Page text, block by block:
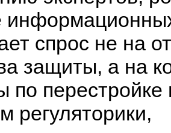
спрос не на
защиты, а на
по
регуляторики,